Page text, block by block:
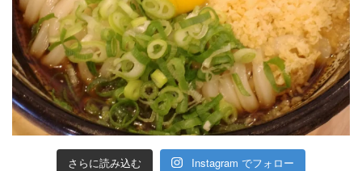
さらに読み込む Instagram でフォロー